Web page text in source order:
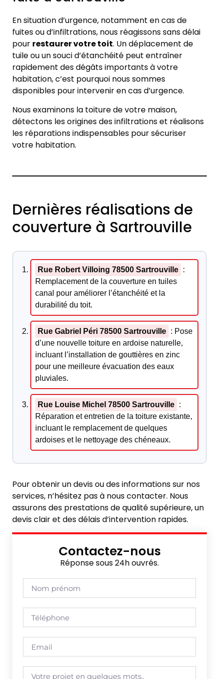
En situation d’urgence, notamment en cas de
fuites ou d’infiltrations, nous réagissons sans délai
pour restaurer votre toit. Un déplacement de
tuile ou un souci d’étanchéité peut entraîner
rapidement des dégâts importants à votre
habitation, c’est pourquoi nous sommes
disponibles pour intervenir en cas d’urgence.
Nous examinons la toiture de votre maison,
détectons les origines des infiltrations et réalisons
les réparations indispensables pour sécuriser
votre habitation.
Dernières réalisations de
couverture à Sartrouville
Rue Robert Villoing 78500 Sartrouville :
Remplacement de la couverture en tuiles
canal pour améliorer l’étanchéité et la
durabilité du toit.
Rue Gabriel Péri 78500 Sartrouville : Pose
d’une nouvelle toiture en ardoise naturelle,
incluant l’installation de gouttières en zinc
pour une meilleure évacuation des eaux
pluviales.
Rue Louise Michel 78500 Sartrouville :
Réparation et entretien de la toiture existante,
incluant le remplacement de quelques
ardoises et le nettoyage des chéneaux.
Pour obtenir un devis ou des informations sur nos
services, n’hésitez pas à nous contacter. Nous
assurons des prestations de qualité supérieure, un
devis clair et des délais d’intervention rapides.
Contactez-nous
Réponse sous 24h ouvrés.